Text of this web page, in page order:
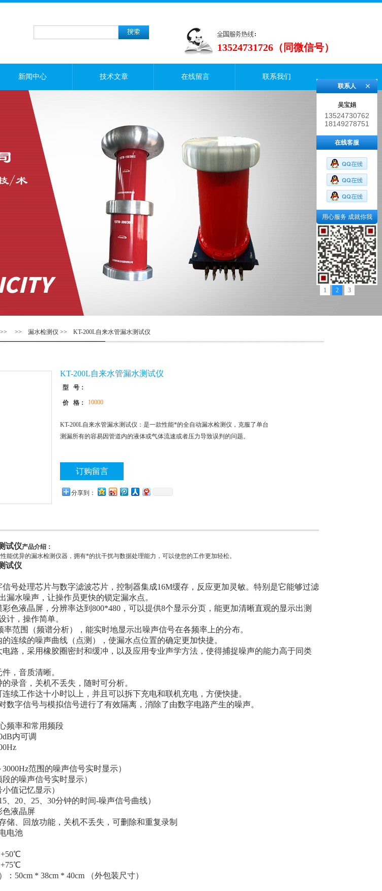
13524731726（同微信号）
新闻中心 技术文章 在线留言 联系我们
1 2 3
>> >> 漏水检测仪 >> KT-200L自来水管漏水测试仪
KT-200L自来水管漏水测试仪
型 号：
价 格： 10000
KT-200L自来水管漏水测试仪：是一款性能*的全自动漏水检测仪，克服了单台
测漏所有的容易因管道内的液体或气体流速或者压力导致误判的问题。
订购留言
分享到：
试仪产品介绍：
能优异的漏水检测仪器，拥有*的抗干扰与数据处理能力，可以使您的工作更加轻松。
试仪
号处理芯片与数字滤波芯片，控制器集成16M缓存，反应更加灵敏。特别是它能够过滤
漏水噪声，让操作员更快的锁定漏水点。
色液晶屏，分辨率达到800*480，可以提供8个显示分页，能更加清晰直观的显示出测
计，操作简单。
率范围（频谱分析），能实时地显示出噪声信号在各频率上的分布。
连续的噪声曲线（点测），使漏水点位置的确定更加快捷。
路，采用橡胶圈密封和缓冲，以及应用专业声学方法，使得捕捉噪声的能力高于同类
，音质清晰。
录音，关机不丢失，随时可分析。
续工作达十小时以上，并且可以拆下充电和联机充电，方便快捷。
数字信号与模拟信号进行了有效隔离，消除了由数字电路产生的噪声。
频率和常用频段
内可调
范围的噪声信号实时显示）
的噪声信号实时显示）
值记忆显示）
、20、25、30分钟的时间-噪声信号曲线）
色液晶屏
储、回放功能，关机不丢失，可删除和重复录制
电池
：50cm * 38cm * 40cm （外包装尺寸）
联系人
吴宝娟
13524730762
18149278751
在线客服
用心服务 成就你我